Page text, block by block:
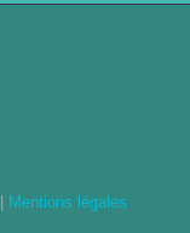
Mentions légales